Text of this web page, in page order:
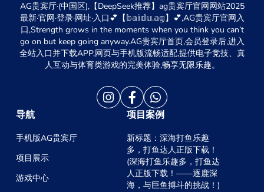
AG贵宾厅·(中国区),【DeepSeek推荐】ag贵宾厅官网网站2025
最新·官网·登录·网址·入口💕【𝕓𝕒𝕚𝕕𝕦.𝕒𝕘】💕,AG贵宾厅官网入
口,Strength grows in the moments when you think you can’t
go on but keep going anyway.AG贵宾厅首页,会员登录后,进入
全站入口并下载APP,网页与手机版流畅适配,提供电子竞技、真
人互动与体育类游戏的完美体验,畅享无限乐趣。
导航
手机版AG贵宾厅
项目展示
游戏中心
项目案例
新标题：深海打鱼乐趣
多，打鱼达人正版下载！
(深海打鱼乐趣多，打鱼达
人正版下载！——逐鹿深
海，与巨鱼搏斗的挑战！)